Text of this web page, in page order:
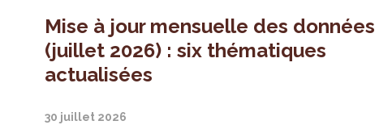
Mise à jour mensuelle des données
(juillet 2026) : six thématiques
actualisées
30 juillet 2026